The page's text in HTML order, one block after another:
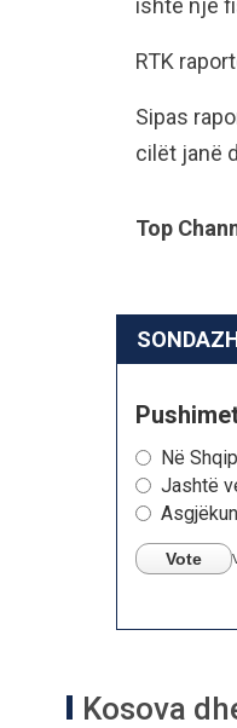
ishte një
RTK
Sipas
cilët janë
Top
Në
Jashtë
Vote
Kosova